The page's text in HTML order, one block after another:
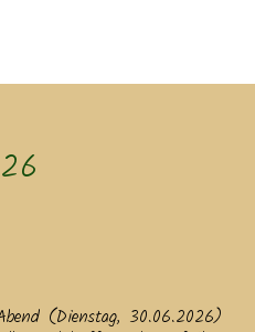
(Dienstag, 30.06.2026)